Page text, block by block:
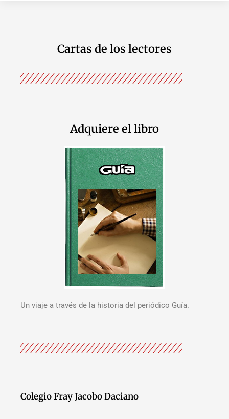
Cartas de los lectores
Adquiere el libro
Un viaje a través de la historia del periódico Guía.
Colegio Fray Jacobo Daciano